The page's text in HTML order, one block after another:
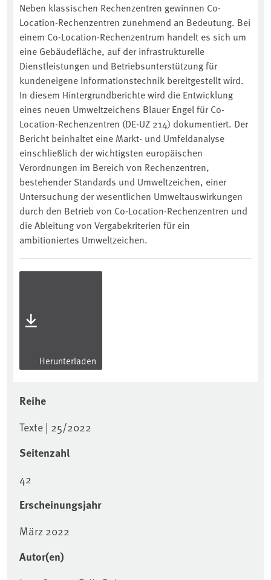
Neben klassischen Rechenzentren gewinnen Co-
Location-Rechenzentren zunehmend an Bedeutung. Bei
einem Co-Location-Rechenzentrum handelt es sich um
eine Gebäudefläche, auf der infrastrukturelle
Dienstleistungen und Betriebsunterstützung für
kundeneigene Informationstechnik bereitgestellt wird.
In diesem Hintergrundberichte wird die Entwicklung
eines neuen Umweltzeichens Blauer Engel für Co-
Location-Rechenzentren (DE-UZ 214) dokumentiert. Der
Bericht beinhaltet eine Markt- und Umfeldanalyse
einschließlich der wichtigsten europäischen
Verordnungen im Bereich von Rechenzentren,
bestehender Standards und Umweltzeichen, einer
Untersuchung der wesentlichen Umweltauswirkungen
durch den Betrieb von Co-Location-Rechenzentren und
die Ableitung von Vergabekriterien für ein
ambitioniertes Umweltzeichen.
Herunterladen
Reihe
Texte | 25/2022
Seitenzahl
42
Erscheinungsjahr
März 2022
Autor(en)